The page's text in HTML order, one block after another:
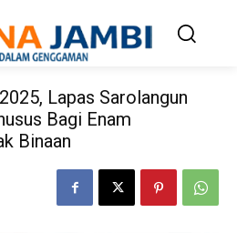
Lapas Sarolangun
Bagi Enam
Binaan